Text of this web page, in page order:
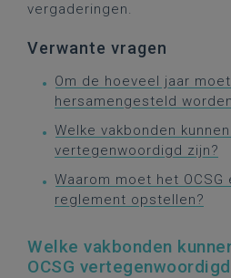
vergaderingen.
Verwante vragen
Om de hoeveel jaar moet
hersamengesteld
Welke vakbonden
vertegenwoordigd zijn?
Waarom moet het
reglement opstellen?
Welke vakbonden
OCSG